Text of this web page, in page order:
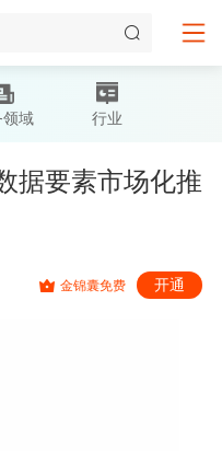
领域 行业
据要素市场化推
金锦囊免费
开通